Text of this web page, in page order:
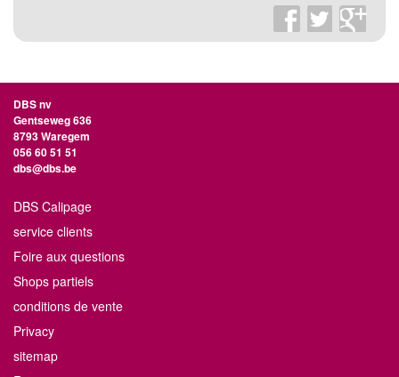
DBS nv
Gentseweg 636
8793 Waregem
056 60 51 51
dbs@dbs.be
DBS Calipage
service clients
Foire aux questions
Shops partiels
conditions de vente
Privacy
sitemap